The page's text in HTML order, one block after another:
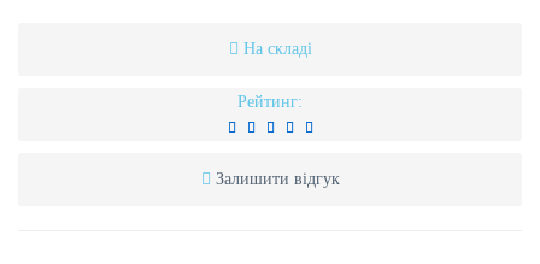
На складі
Рейтинг:
Залишити відгук